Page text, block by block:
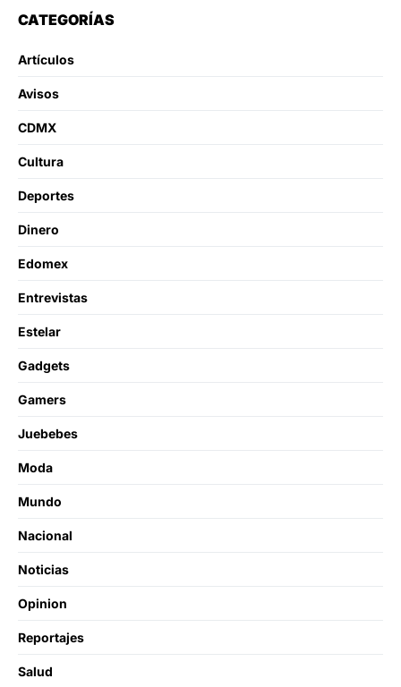
CATEGORÍAS
Artículos
Avisos
CDMX
Cultura
Deportes
Dinero
Edomex
Entrevistas
Estelar
Gadgets
Gamers
Juebebes
Moda
Mundo
Nacional
Noticias
Opinion
Reportajes
Salud